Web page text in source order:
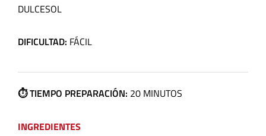
DULCESOL
DIFICULTAD: FÁCIL
⏱️ TIEMPO PREPARACIÓN: 20 MINUTOS
INGREDIENTES